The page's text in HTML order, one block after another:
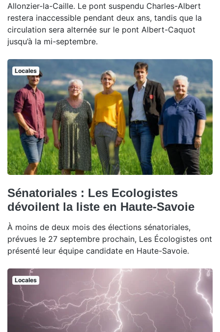
Allonzier-la-Caille. Le pont suspendu Charles-Albert
restera inaccessible pendant deux ans, tandis que la
circulation sera alternée sur le pont Albert-Caquot
jusqu’à la mi-septembre.
Locales
Sénatoriales : Les Ecologistes
dévoilent la liste en Haute-Savoie
À moins de deux mois des élections sénatoriales,
prévues le 27 septembre prochain, Les Écologistes ont
présenté leur équipe candidate en Haute-Savoie.
Locales